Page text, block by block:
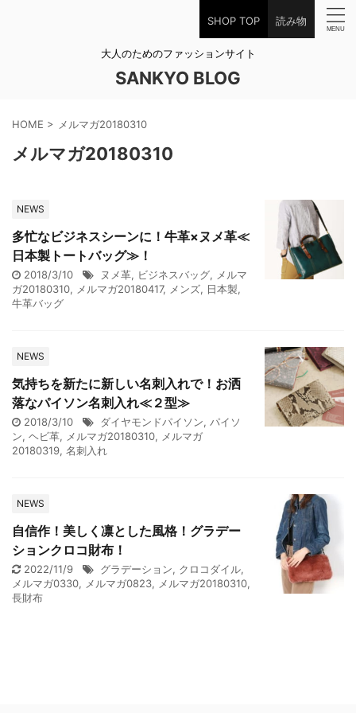
SHOP TOP 読み物
大人のためのファッションサイト
SANKYO BLOG
HOME > メルマガ20180310
メルマガ20180310
NEWS
多忙なビジネスシーンに！牛革×ヌメ革≪
日本製トートバッグ≫！
2018/3/10 ヌメ革, ビジネスバッグ, メルマ
ガ20180310, メルマガ20180417, メンズ, 日本製,
牛革バッグ
NEWS
気持ちを新たに新しい名刺入れで！お洒
落なパイソン名刺入れ≪２型≫
2018/3/10 ダイヤモンドパイソン, パイソ
ン, ヘビ革, メルマガ20180310, メルマガ
20180319, 名刺入れ
NEWS
自信作！美しく凛とした風格！グラデー
ションクロコ財布！
2022/11/9 グラデーション, クロコダイル,
メルマガ0330, メルマガ0823, メルマガ20180310,
長財布